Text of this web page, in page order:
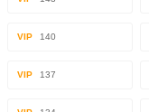
VIP 140
VIP 137